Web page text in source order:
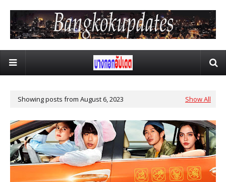
Showing posts from August 6, 2023 Show All